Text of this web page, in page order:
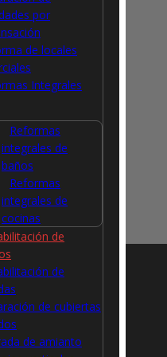
por
de locales
Integrales
Reformas
integrales de
baños
Reformas
integrales de
cocinas
de
de
de cubiertas
de amianto